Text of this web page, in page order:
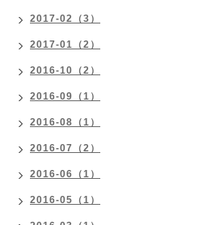
2017-02（3）
2017-01（2）
2016-10（2）
2016-09（1）
2016-08（1）
2016-07（2）
2016-06（1）
2016-05（1）